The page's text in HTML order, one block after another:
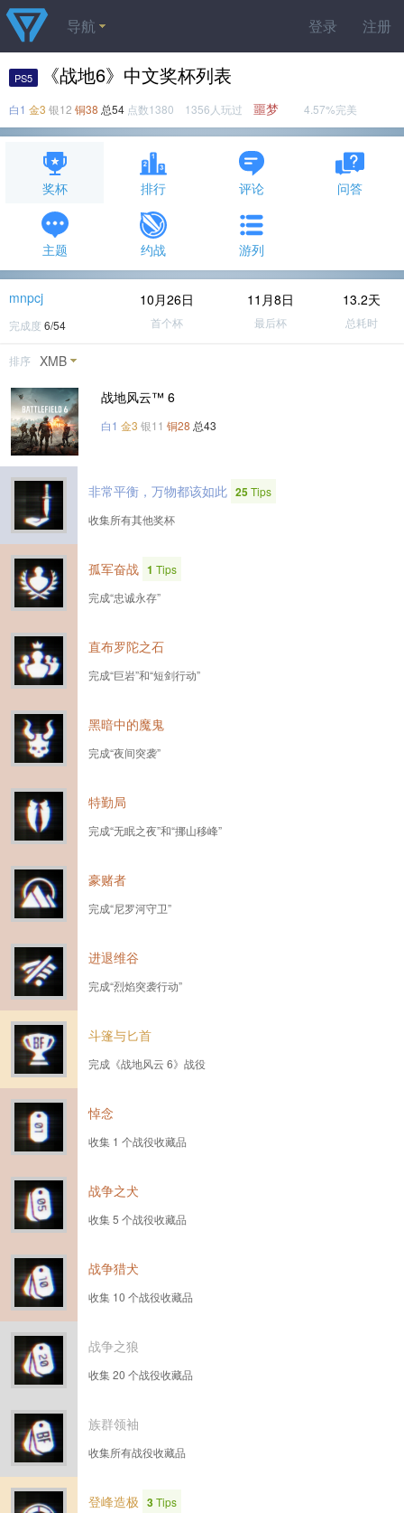
登录 注册
导航
PS5 《战地6》中文奖杯列表
白1 金3 银12 铜38 总54 点数1380 1356人玩过 噩梦 4.57%完美
奖杯 排行 评论 问答
主题 约战 游列
mnpcj
完成度 6/54
10月26日
首个杯
11月8日
最后杯
13.2天
总耗时
排序 XMB
战地风云™ 6
白1 金3 银11 铜28 总43
非常平衡，万物都该如此 25Tips
收集所有其他奖杯
孤军奋战 1 Tips
完成“忠诚永存”
直布罗陀之石
完成“巨岩”和“短剑行动”
黑暗中的魔鬼
完成“夜间突袭”
特勤局
完成“无眠之夜”和“挪山移峰”
豪赌者
完成“尼罗河守卫”
进退维谷
完成“烈焰突袭行动”
斗篷与匕首
完成《战地风云 6》战役
悼念
收集 1 个战役收藏品
战争之犬
收集 5 个战役收藏品
战争猎犬
收集 10 个战役收藏品
战争之狼
收集 20 个战役收藏品
族群领袖
收集所有战役收藏品
登峰造极 3Tips